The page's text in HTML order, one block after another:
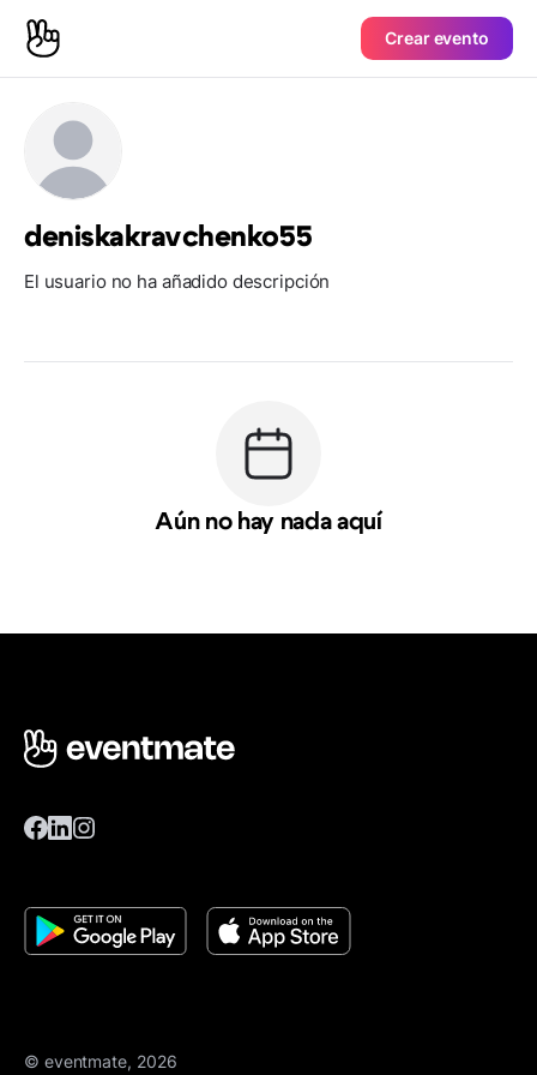
Crear evento
deniskakravchenko55
El usuario no ha añadido descripción
Aún no hay nada aquí
© eventmate, 2026